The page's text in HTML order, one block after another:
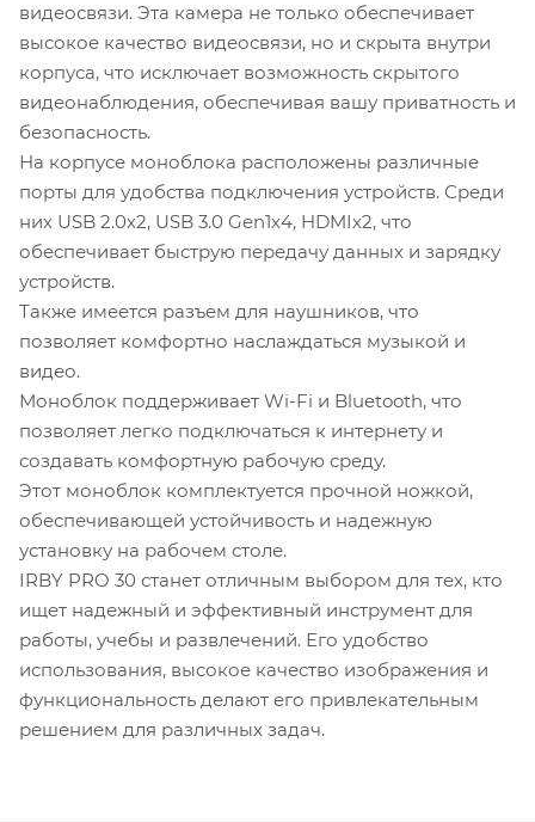
видеосвязи. Эта камера не только обеспечивает
высокое качество видеосвязи, но и скрыта внутри
корпуса, что исключает возможность скрытого
видеонаблюдения, обеспечивая вашу приватность и
безопасность.
На корпусе моноблока расположены различные
порты для удобства подключения устройств. Среди
них USB 2.0х2, USB 3.0 Gen1х4, HDMIх2, что
обеспечивает быструю передачу данных и зарядку
устройств.
Также имеется разъем для наушников, что
позволяет комфортно наслаждаться музыкой и
видео.
Моноблок поддерживает Wi-Fi и Bluetooth, что
позволяет легко подключаться к интернету и
создавать комфортную рабочую среду.
Этот моноблок комплектуется прочной ножкой,
обеспечивающей устойчивость и надежную
установку на рабочем столе.
IRBY PRO 30 станет отличным выбором для тех, кто
ищет надежный и эффективный инструмент для
работы, учебы и развлечений. Его удобство
использования, высокое качество изображения и
функциональность делают его привлекательным
решением для различных задач.